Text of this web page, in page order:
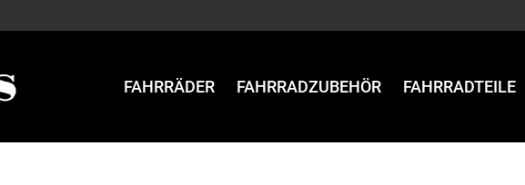
FAHRRÄDER FAHRRADZUBEHÖR FAHRRADTEILE